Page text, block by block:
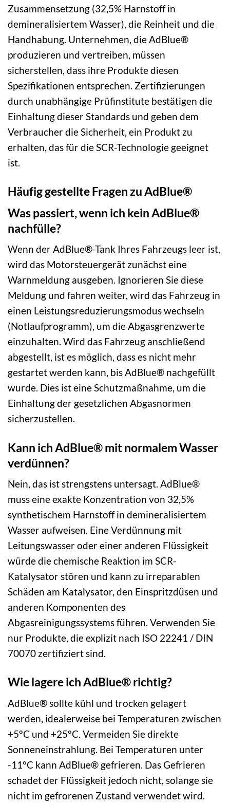
Zusammensetzung (32,5% Harnstoff in
demineralisiertem Wasser), die Reinheit und die
Handhabung. Unternehmen, die AdBlue®
produzieren und vertreiben, müssen
sicherstellen, dass ihre Produkte diesen
Spezifikationen entsprechen. Zertifizierungen
durch unabhängige Prüfinstitute bestätigen die
Einhaltung dieser Standards und geben dem
Verbraucher die Sicherheit, ein Produkt zu
erhalten, das für die SCR-Technologie geeignet
ist.
Häufig gestellte Fragen zu AdBlue®
Was passiert, wenn ich kein AdBlue®
nachfülle?
Wenn der AdBlue®-Tank Ihres Fahrzeugs leer ist,
wird das Motorsteuergerät zunächst eine
Warnmeldung ausgeben. Ignorieren Sie diese
Meldung und fahren weiter, wird das Fahrzeug in
einen Leistungsreduzierungsmodus wechseln
(Notlaufprogramm), um die Abgasgrenzwerte
einzuhalten. Wird das Fahrzeug anschließend
abgestellt, ist es möglich, dass es nicht mehr
gestartet werden kann, bis AdBlue® nachgefüllt
wurde. Dies ist eine Schutzmaßnahme, um die
Einhaltung der gesetzlichen Abgasnormen
sicherzustellen.
Kann ich AdBlue® mit normalem Wasser
verdünnen?
Nein, das ist strengstens untersagt. AdBlue®
muss eine exakte Konzentration von 32,5%
synthetischem Harnstoff in demineralisiertem
Wasser aufweisen. Eine Verdünnung mit
Leitungswasser oder einer anderen Flüssigkeit
würde die chemische Reaktion im SCR-
Katalysator stören und kann zu irreparablen
Schäden am Katalysator, den Einspritzdüsen und
anderen Komponenten des
Abgasreinigungssystems führen. Verwenden Sie
nur Produkte, die explizit nach ISO 22241 / DIN
70070 zertifiziert sind.
Wie lagere ich AdBlue® richtig?
AdBlue® sollte kühl und trocken gelagert
werden, idealerweise bei Temperaturen zwischen
+5°C und +25°C. Vermeiden Sie direkte
Sonneneinstrahlung. Bei Temperaturen unter
-11°C kann AdBlue® gefrieren. Das Gefrieren
schadet der Flüssigkeit jedoch nicht, solange sie
nicht im gefrorenen Zustand verwendet wird.